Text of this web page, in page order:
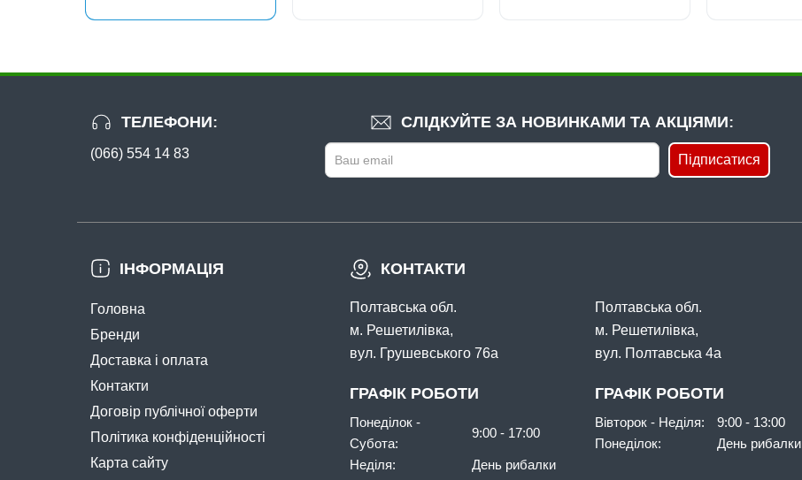
ТЕЛЕФОНИ:
(066) 554 14 83
СЛІДКУЙТЕ ЗА НОВИНКАМИ ТА АКЦІЯМИ:
Підписатися
ІНФОРМАЦІЯ
Головна
Бренди
Доставка і оплата
Контакти
Договір публічної оферти
Політика конфіденційності
Карта сайту
КОНТАКТИ
Полтавська обл.
м. Решетилівка,
вул. Грушевського 76а
ГРАФІК РОБОТИ
Понеділок -
Субота:
9:00 - 17:00
Неділя: День рибалки
Полтавська обл.
м. Решетилівка,
вул. Полтавська 4а
ГРАФІК РОБОТИ
Вівторок - Неділя:
9:00 - 13:00
Понеділок:
День рибалки